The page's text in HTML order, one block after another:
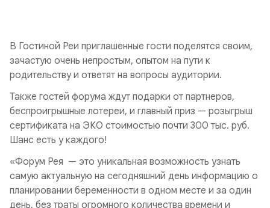
В Гостиной Реи приглашенные гости поделятся своим,
зачастую очень непростым, опытом на пути к
родительству и ответят на вопросы аудитории.
Также гостей форума ждут подарки от партнеров,
беспроигрышные лотереи, и главный приз — розыгрыш
сертификата на ЭКО стоимостью почти 300 тыс. руб.
Шанс есть у каждого!
«Форум Рея — это уникальная возможность узнать
самую актуальную на сегодняшний день информацию о
планировании беременности в одном месте и за один
день, без траты огромного количества времени и